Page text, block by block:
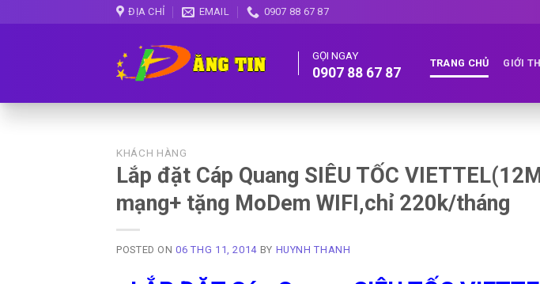
ĐỊA CHỈ EMAIL 0907 88 67 87
GỌI NGAY
0907 88 67 87
TRANG CHỦ GIỚI
KHÁCH HÀNG
Lắp đặt Cáp Quang SIÊU TỐC
mạng+ tặng MoDem WIFI,chỉ 220k/tháng
POSTED ON06 THG 11, 2014 BY HUYNH THANH